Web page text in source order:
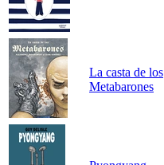
La casta de los
Metabarones